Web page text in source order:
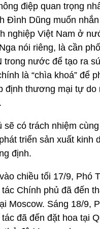
điệp quan trọng
Đình Dũng muốn
nghiệp Việt Nam ở
nói riêng, là cần
trong nước để tạo ra
là “chìa khoá” để
định thương mại tự do
sẽ có trách nhiệm
triển sản xuất kinh
định.
chiều tối 17/9, Phó
Chính phủ đã đến
Moscow. Sáng 18/9,
đã đến đặt hoa tại